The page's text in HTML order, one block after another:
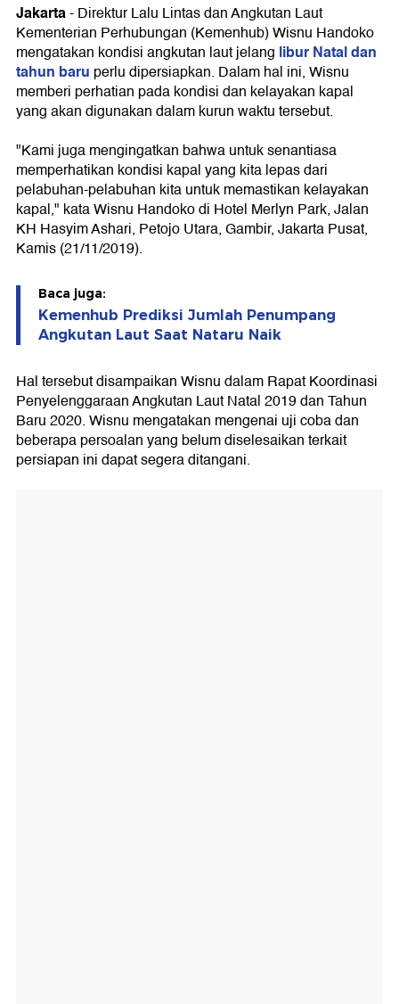
Jakarta-Direktur Lalu Lintas dan Angkutan Laut
Kementerian Perhubungan (Kemenhub) Wisnu Handoko
mengatakan kondisi angkutan laut jelang libur Natal dan
tahun baru perlu dipersiapkan. Dalam hal ini, Wisnu
memberi perhatian pada kondisi dan kelayakan kapal
yang akan digunakan dalam kurun waktu tersebut.
"Kami juga mengingatkan bahwa untuk senantiasa
memperhatikan kondisi kapal yang kita lepas dari
pelabuhan-pelabuhan kita untuk memastikan kelayakan
kapal," kata Wisnu Handoko di Hotel Merlyn Park, Jalan
KH Hasyim Ashari, Petojo Utara, Gambir, Jakarta Pusat,
Kamis (21/11/2019).
Baca juga:
Kemenhub Prediksi Jumlah Penumpang
Angkutan Laut Saat Nataru Naik
Hal tersebut disampaikan Wisnu dalam Rapat Koordinasi
Penyelenggaraan Angkutan Laut Natal 2019 dan Tahun
Baru 2020. Wisnu mengatakan mengenai uji coba dan
beberapa persoalan yang belum diselesaikan terkait
persiapan ini dapat segera ditangani.